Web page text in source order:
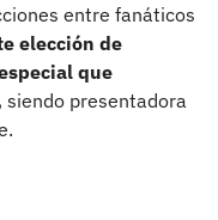
entre fanáticos
elección de
que
siendo presentadora